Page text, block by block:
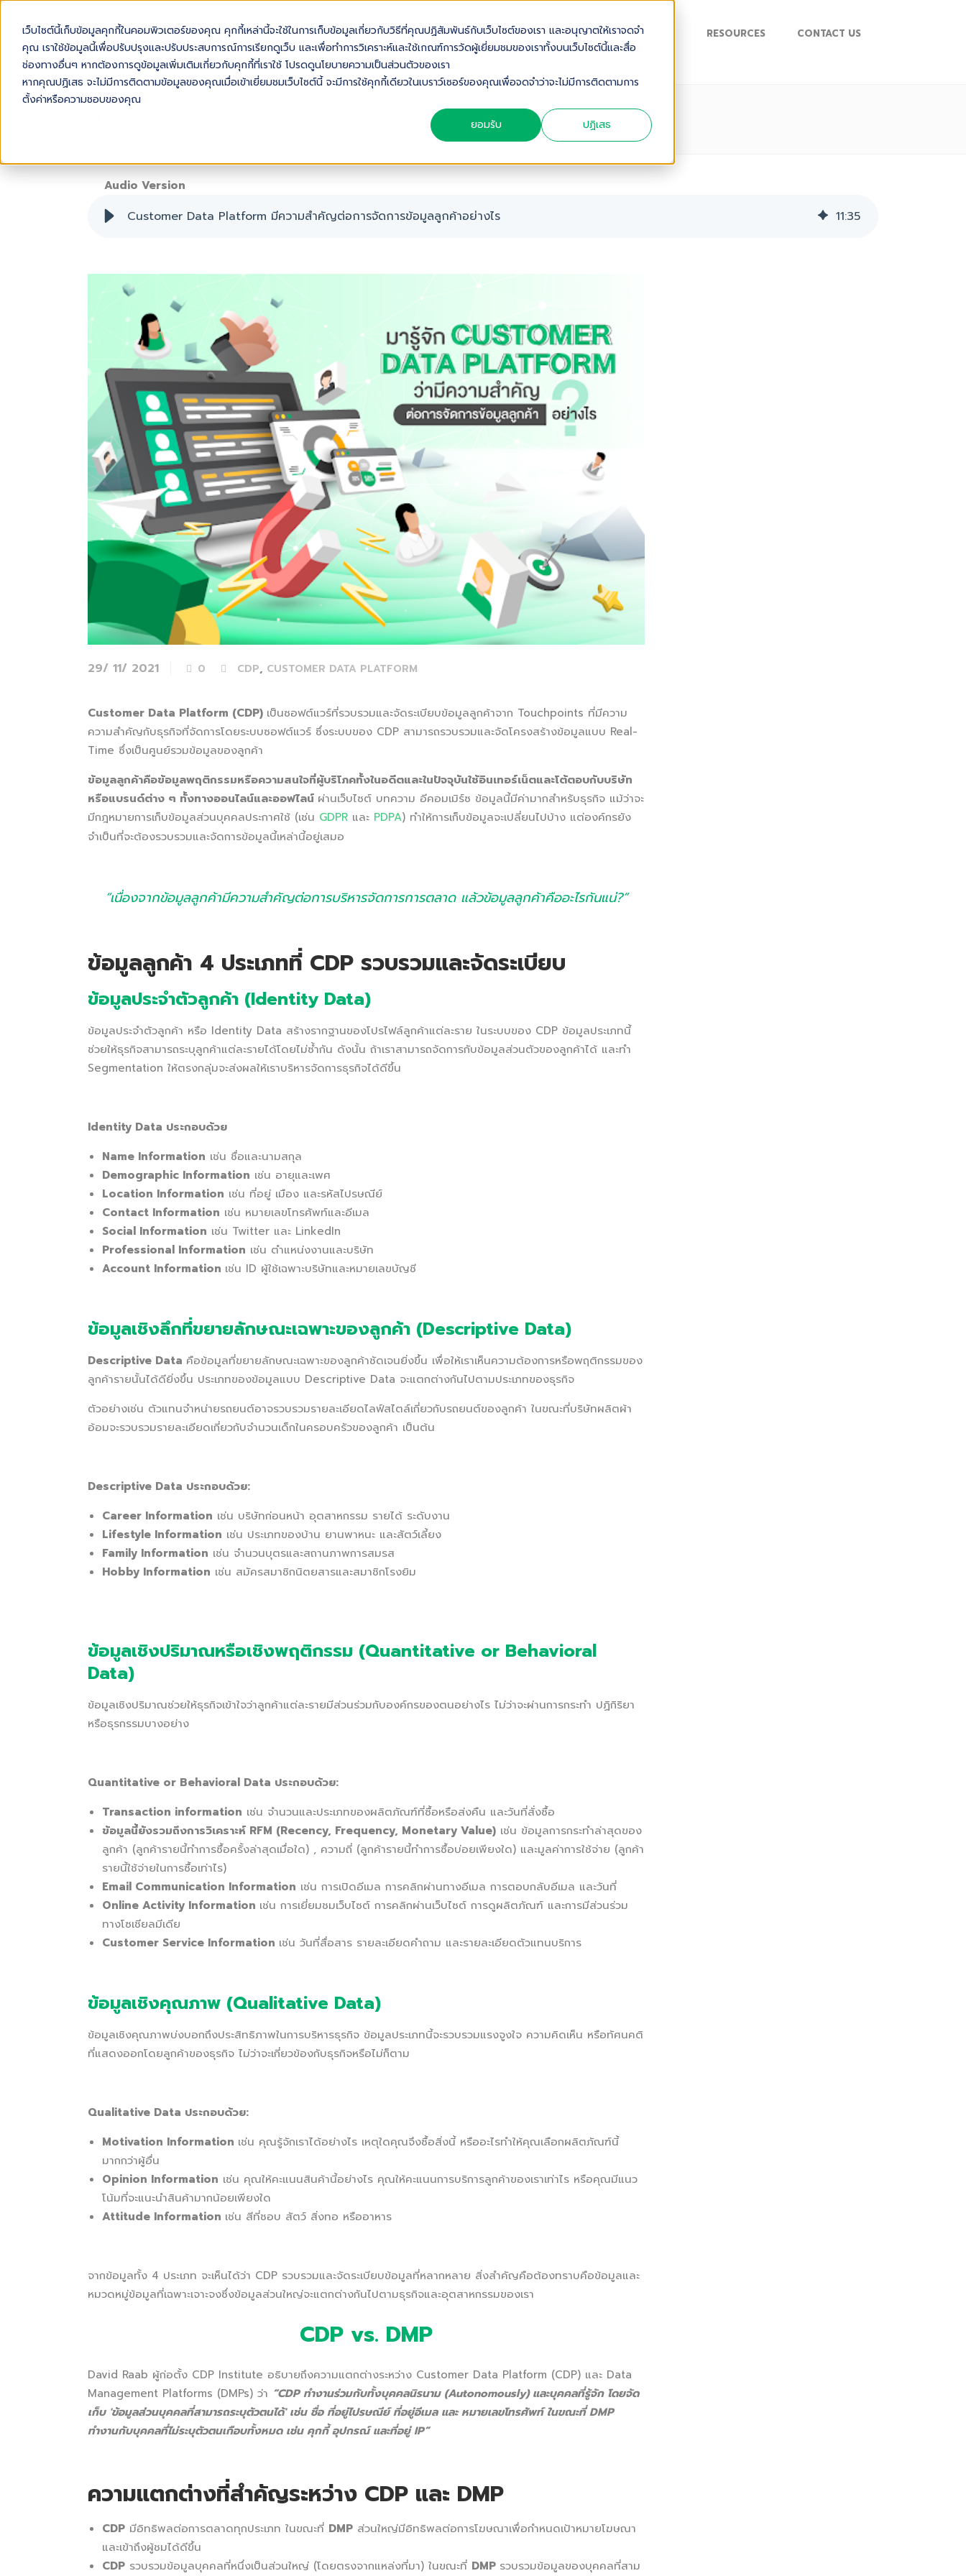
เว็บไซต์นี้เก็บข้อมูลคุกกี้ในคอมพิวเตอร์ของคุณ คุกกี้เหล่านี้จะใช้ในการเก็บข้อมูลเกี่ยวกับวิธีที่คุณปฏิสัมพันธ์กับเว็บไซต์ของเรา และอนุญาตให้เราจดจำ
คุณ เราใช้ข้อมูลนี้เพื่อปรับปรุงและปรับประสบการณ์การเรียกดูเว็บ และเพื่อทำการวิเคราะห์และใช้เกณฑ์การวัดผู้เยี่ยมชมของเราทั้งบนเว็บไซต์นี้และสื่อ
ช่องทางอื่นๆ หากต้องการดูข้อมูลเพิ่มเติมเกี่ยวกับคุกกี้ที่เราใช้ โปรดดูนโยบายความเป็นส่วนตัวของเรา
หากคุณปฏิเสธ จะไม่มีการติดตามข้อมูลของคุณเมื่อเข้าเยี่ยมชมเว็บไซต์นี้ จะมีการใช้คุกกี้เดียวในเบราว์เซอร์ของคุณเพื่อจดจำว่าจะไม่มีการติดตามการ
ตั้งค่าหรือความชอบของคุณ
ยอมรับ
ปฏิเสธ
ABOUT US SOLUTIONS INDUSTRIES SERVICES & SUPPORT RESOURCES CONTACT US
CUSTOMER DATA PLATFORM มีความสำคัญต่อการจัดการข้อมูลลูกค้าอย่างไร
Audio Version
Customer Data Platform มีความสำคัญต่อการจัดการข้อมูลลูกค้าอย่างไร 11:35
29/ 11/ 2021 0 CDP, CUSTOMER DATA PLATFORM
Customer Data Platform (CDP) เป็นซอฟต์แวร์ที่รวบรวมและจัดระเบียบข้อมูลลูกค้าจาก Touchpoints ที่มีความ
ความสำคัญกับธุรกิจที่จัดการโดยระบบซอฟต์แวร์ ซึ่งระบบของ CDP สามารถรวบรวมและจัดโครงสร้างข้อมูลแบบ Real-
Time ซึ่งเป็นศูนย์รวมข้อมูลของลูกค้า
ข้อมูลลูกค้าคือข้อมูลพฤติกรรมหรือความสนใจที่ผู้บริโภคทั้งในอดีตและในปัจจุบันใช้อินเทอร์เน็ตและโต้ตอบกับบริษัท
หรือแบรนด์ต่าง ๆ ทั้งทางออนไลน์และออฟไลน์ ผ่านเว็บไซต์ บทความ อีคอมเมิร์ซ ข้อมูลนี้มีค่ามากสำหรับธุรกิจ แม้ว่าจะ
มีกฎหมายการเก็บข้อมูลส่วนบุคคลประกาศใช้ (เช่น GDPR และ PDPA) ทำให้การเก็บข้อมูลจะเปลี่ยนไปบ้าง แต่องค์กรยัง
จำเป็นที่จะต้องรวบรวมและจัดการข้อมูลนี้เหล่านี้อยู่เสมอ
“เนื่องจากข้อมูลลูกค้ามีความสำคัญต่อการบริหารจัดการการตลาด แล้วข้อมูลลูกค้าคืออะไรกันแน่?”
ข้อมูลลูกค้า 4 ประเภทที่ CDP รวบรวมและจัดระเบียบ
ข้อมูลประจำตัวลูกค้า (Identity Data)
ข้อมูลประจำตัวลูกค้า หรือ Identity Data สร้างรากฐานของโปรไฟล์ลูกค้าแต่ละราย ในระบบของ CDP ข้อมูลประเภทนี้
ช่วยให้ธุรกิจสามารถระบุลูกค้าแต่ละรายได้โดยไม่ซ้ำกัน ดังนั้น ถ้าเราสามารถจัดการกับข้อมูลส่วนตัวของลูกค้าได้ และทำ
Segmentation ให้ตรงกลุ่มจะส่งผลให้เราบริหารจัดการธุรกิจได้ดีขึ้น
Identity Data ประกอบด้วย
Name Information เช่น ชื่อและนามสกุล
Demographic Information เช่น อายุและเพศ
Location Information เช่น ที่อยู่ เมือง และรหัสไปรษณีย์
Contact Information เช่น หมายเลขโทรศัพท์และอีเมล
Social Information เช่น Twitter และ LinkedIn
Professional Information เช่น ตำแหน่งงานและบริษัท
Account Information เช่น ID ผู้ใช้เฉพาะบริษัทและหมายเลขบัญชี
ข้อมูลเชิงลึกที่ขยายลักษณะเฉพาะของลูกค้า (Descriptive Data)
Descriptive Data คือข้อมูลที่ขยายลักษณะเฉพาะของลูกค้าชัดเจนยิ่งขึ้น เพื่อให้เราเห็นความต้องการหรือพฤติกรรมของ
ลูกค้ารายนั้นได้ดียิ่งขึ้น ประเภทของข้อมูลแบบ Descriptive Data จะแตกต่างกันไปตามประเภทของธุรกิจ
ตัวอย่างเช่น ตัวแทนจำหน่ายรถยนต์อาจรวบรวมรายละเอียดไลฟ์สไตล์เกี่ยวกับรถยนต์ของลูกค้า ในขณะที่บริษัทผลิตผ้า
อ้อมจะรวบรวมรายละเอียดเกี่ยวกับจำนวนเด็กในครอบครัวของลูกค้า เป็นต้น
Descriptive Data ประกอบด้วย:
Career Information เช่น บริษัทก่อนหน้า อุตสาหกรรม รายได้ ระดับงาน
Lifestyle Information เช่น ประเภทของบ้าน ยานพาหนะ และสัตว์เลี้ยง
Family Information เช่น จำนวนบุตรและสถานภาพการสมรส
Hobby Information เช่น สมัครสมาชิกนิตยสารและสมาชิกโรงยิม
ข้อมูลเชิงปริมาณหรือเชิงพฤติกรรม (Quantitative or Behavioral
Data)
ข้อมูลเชิงปริมาณช่วยให้ธุรกิจเข้าใจว่าลูกค้าแต่ละรายมีส่วนร่วมกับองค์กรของตนอย่างไร ไม่ว่าจะผ่านการกระทำ ปฏิกิริยา
หรือธุรกรรมบางอย่าง
Quantitative or Behavioral Data ประกอบด้วย:
Transaction information เช่น จำนวนและประเภทของผลิตภัณฑ์ที่ซื้อหรือส่งคืน และวันที่สั่งซื้อ
ข้อมูลนี้ยังรวมถึงการวิเคราะห์ RFM (Recency, Frequency, Monetary Value) เช่น ข้อมูลการกระทำล่าสุดของ
ลูกค้า (ลูกค้ารายนี้ทำการซื้อครั้งล่าสุดเมื่อใด) , ความถี่ (ลูกค้ารายนี้ทำการซื้อบ่อยเพียงใด) และมูลค่าการใช้จ่าย (ลูกค้า
รายนี้ใช้จ่ายในการซื้อเท่าไร)
Email Communication Information เช่น การเปิดอีเมล การคลิกผ่านทางอีเมล การตอบกลับอีเมล และวันที่
Online Activity Information เช่น การเยี่ยมชมเว็บไซต์ การคลิกผ่านเว็บไซต์ การดูผลิตภัณฑ์ และการมีส่วนร่วม
ทางโซเชียลมีเดีย
Customer Service Information เช่น วันที่สื่อสาร รายละเอียดคำถาม และรายละเอียดตัวแทนบริการ
ข้อมูลเชิงคุณภาพ (Qualitative Data)
ข้อมูลเชิงคุณภาพบ่งบอกถึงประสิทธิภาพในการบริหารธุรกิจ ข้อมูลประเภทนี้จะรวบรวมแรงจูงใจ ความคิดเห็น หรือทัศนคติ
ที่แสดงออกโดยลูกค้าของธุรกิจ ไม่ว่าจะเกี่ยวข้องกับธุรกิจหรือไม่ก็ตาม
Qualitative Data ประกอบด้วย:
Motivation Information เช่น คุณรู้จักเราได้อย่างไร เหตุใดคุณจึงซื้อสิ่งนี้ หรืออะไรทำให้คุณเลือกผลิตภัณฑ์นี้
มากกว่าผู้อื่น
Opinion Information เช่น คุณให้คะแนนสินค้านี้อย่างไร คุณให้คะแนนการบริการลูกค้าของเราเท่าไร หรือคุณมีแนว
โน้มที่จะแนะนำสินค้ามากน้อยเพียงใด
Attitude Information เช่น สีที่ชอบ สัตว์ สิ่งทอ หรืออาหาร
จากข้อมูลทั้ง 4 ประเภท จะเห็นได้ว่า CDP รวบรวมและจัดระเบียบข้อมูลที่หลากหลาย สิ่งสำคัญคือต้องทราบคือข้อมูลและ
หมวดหมู่ข้อมูลที่เฉพาะเจาะจงซึ่งข้อมูลส่วนใหญ่จะแตกต่างกันไปตามธุรกิจและอุตสาหกรรมของเรา
CDP vs. DMP
David Raab ผู้ก่อตั้ง CDP Institute อธิบายถึงความแตกต่างระหว่าง Customer Data Platform (CDP) และ Data
Management Platforms (DMPs) ว่า “CDP ทำงานร่วมกับทั้งบุคคลนิรนาม (Autonomously) และบุคคลที่รู้จัก โดยจัด
เก็บ 'ข้อมูลส่วนบุคคลที่สามารถระบุตัวตนได้' เช่น ชื่อ ที่อยู่ไปรษณีย์ ที่อยู่อีเมล และ หมายเลขโทรศัพท์ ในขณะที่ DMP
ทำงานกับบุคคลที่ไม่ระบุตัวตนเกือบทั้งหมด เช่น คุกกี้ อุปกรณ์ และที่อยู่ IP”
ความแตกต่างที่สำคัญระหว่าง CDP และ DMP
CDP มีอิทธิพลต่อการตลาดทุกประเภท ในขณะที่ DMP ส่วนใหญ่มีอิทธิพลต่อการโฆษณาเพื่อกำหนดเป้าหมายโฆษณา
และเข้าถึงผู้ชมได้ดีขึ้น
CDP รวบรวมข้อมูลบุคคลที่หนึ่งเป็นส่วนใหญ่ (โดยตรงจากแหล่งที่มา) ในขณะที่ DMP รวบรวมข้อมูลของบุคคลที่สาม